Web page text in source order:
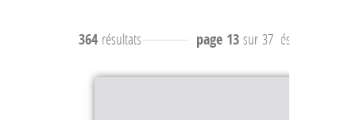
364 résultats page 13 sur 37 résultats